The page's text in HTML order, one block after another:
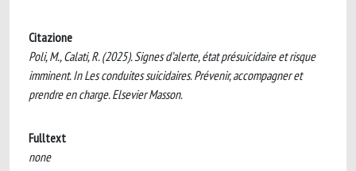
Citazione
Poli, M., Calati, R. (2025). Signes d’alerte, état présuicidaire et risque
imminent. In Les conduites suicidaires. Prévenir, accompagner et
prendre en charge. Elsevier Masson.
Fulltext
none